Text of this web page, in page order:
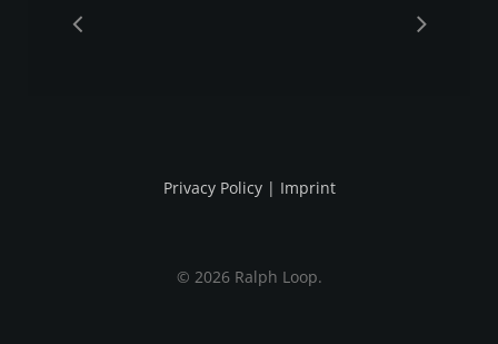
Privacy Policy| Imprint
© 2026 Ralph Loop.